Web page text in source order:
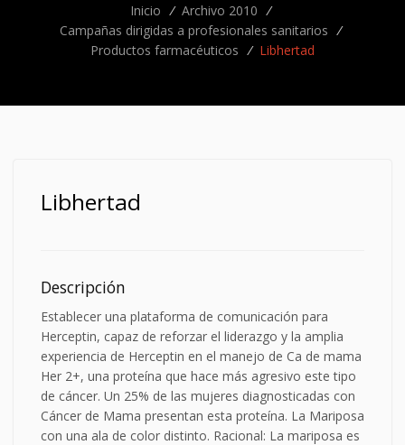
Inicio / Archivo 2010 /
Campañas dirigidas a profesionales sanitarios /
Productos farmacéuticos / Libhertad
Libhertad
Descripción
Establecer una plataforma de comunicación para
Herceptin, capaz de reforzar el liderazgo y la amplia
experiencia de Herceptin en el manejo de Ca de mama
Her 2+, una proteína que hace más agresivo este tipo
de cáncer. Un 25% de las mujeres diagnosticadas con
Cáncer de Mama presentan esta proteína. La Mariposa
con una ala de color distinto. Racional: La mariposa es